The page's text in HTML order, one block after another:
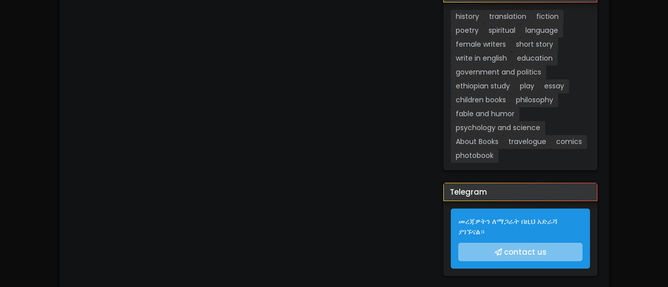
history translation
fiction
poetry
spiritual
language
female writers
short story
write in english
education
government and politics
ethiopian study
play
essay
children books
philosophy
fable and humor
psychology and science
About Books
travelogue
comics
photobook
Telegram
መረጃዎትን ለማጋራት በዚህ አድራሻ
ያገኙናል።
contact us